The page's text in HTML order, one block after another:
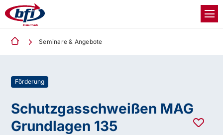
Seminare & Angebote
Förderung
Schutzgasschweißen MAG
Grundlagen 135